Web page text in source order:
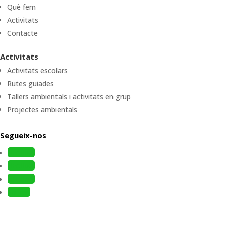
Què fem
Activitats
Contacte
Activitats
Activitats escolars
Rutes guiades
Tallers ambientals i activitats en grup
Projectes ambientals
Segueix-nos
Follow
Follow
Follow
Follow